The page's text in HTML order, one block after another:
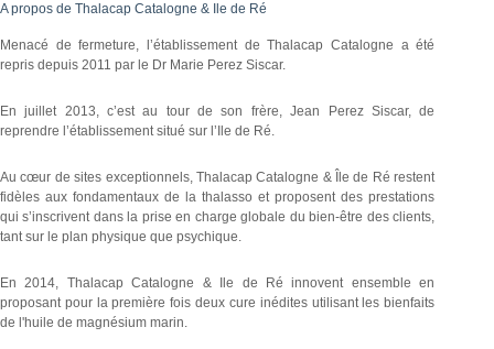
A propos de Thalacap Catalogne & Ile de Ré
Menacé de fermeture, l’établissement de Thalacap Catalogne a été
repris depuis 2011 par le Dr Marie Perez Siscar.
En juillet 2013, c’est au tour de son frère, Jean Perez Siscar, de
reprendre l’établissement situé sur l’Ile de Ré.
Au cœur de sites exceptionnels, Thalacap Catalogne & Île de Ré restent
fidèles aux fondamentaux de la thalasso et proposent des prestations
qui s’inscrivent dans la prise en charge globale du bien-être des clients,
tant sur le plan physique que psychique.
En 2014, Thalacap Catalogne & Ile de Ré innovent ensemble en
proposant pour la première fois deux cure inédites utilisant les bienfaits
de l'huile de magnésium marin.